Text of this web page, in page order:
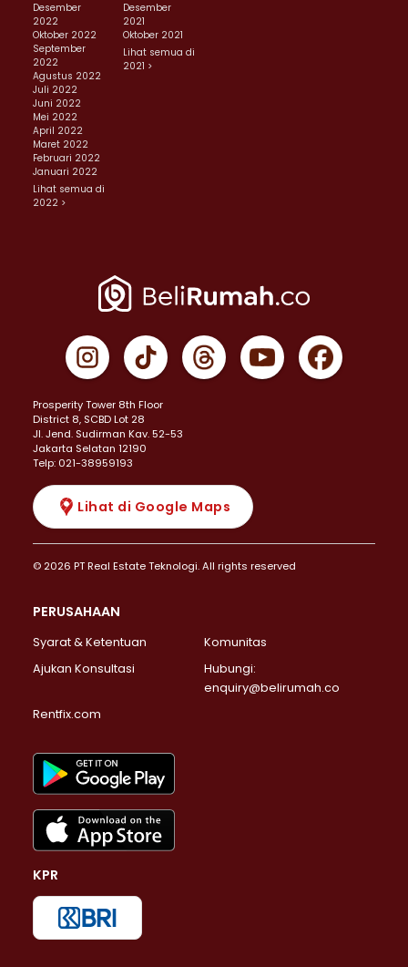
Desember
2022
Oktober 2022
September
2022
Agustus 2022
Juli 2022
Juni 2022
Mei 2022
April 2022
Maret 2022
Februari 2022
Januari 2022
Lihat semua di
2022 >
Desember
2021
Oktober 2021
Lihat semua di
2021 >
Prosperity Tower 8th Floor
District 8, SCBD Lot 28
JI. Jend. Sudirman Kav. 52-53
Jakarta Selatan 12190
Telp: 021-38959193
Lihat di Google Maps
© 2026 PT Real Estate Teknologi. All rights reserved
PERUSAHAAN
Syarat & Ketentuan
Komunitas
Ajukan Konsultasi
Hubungi:
enquiry@belirumah.co
Rentfix.com
KPR